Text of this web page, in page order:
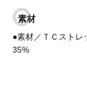
素材
●素材／ＴＣスト
35%